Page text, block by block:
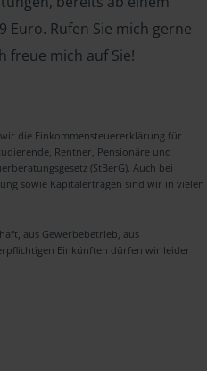
Euro. Rufen Sie mich gerne
freue mich auf Sie!
die Einkommensteuererklärung für
Rentner, Pensionäre und
(StBerG). Auch bei
sowie Kapitalerträgen sind wir in vielen
aus Gewerbebetrieb, aus
Einkünften dürfen wir leider